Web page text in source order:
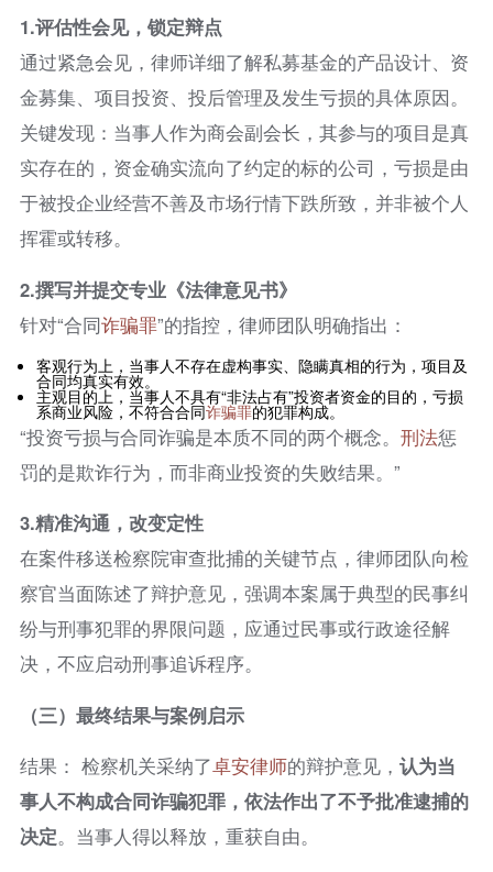
1.评估性会见，锁定辩点
通过紧急会见，律师详细了解私募基金的产品设计、资
金募集、项目投资、投后管理及发生亏损的具体原因。
关键发现：当事人作为商会副会长，其参与的项目是真
实存在的，资金确实流向了约定的标的公司，亏损是由
于被投企业经营不善及市场行情下跌所致，并非被个人
挥霍或转移。
2.撰写并提交专业《法律意见书》
针对“合同诈骗罪”的指控，律师团队明确指出：
客观行为上，当事人不存在虚构事实、隐瞒真相的行为，项目及
合同均真实有效。
主观目的上，当事人不具有“非法占有”投资者资金的目的，亏损
系商业风险，不符合合同诈骗罪的犯罪构成。
“投资亏损与合同诈骗是本质不同的两个概念。 刑法惩
罚的是欺诈行为，而非商业投资的失败结果。”
3.精准沟通，改变定性
在案件移送检察院审查批捕的关键节点，律师团队向检
察官当面陈述了辩护意见，强调本案属于典型的民事纠
纷与刑事犯罪的界限问题，应通过民事或行政途径解
决，不应启动刑事追诉程序。
（三）最终结果与案例启示
结果： 检察机关采纳了卓安律师的辩护意见， 认为当
事人不构成合同诈骗犯罪，依法作出了不予批准逮捕的
决定。当事人得以释放，重获自由。